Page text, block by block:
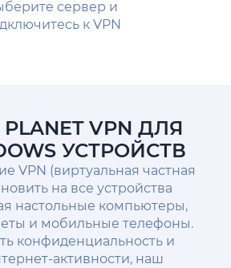
сервер и
к VPN
VPN ДЛЯ
УСТРОЙСТВ
VPN (виртуальная частная
на все устройства
настольные компьютеры,
и мобильные телефоны.
конфиденциальность и
активности, наш